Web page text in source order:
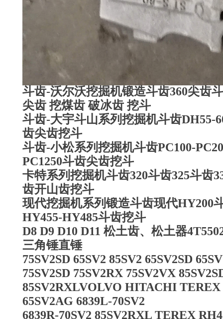
斗齿-沃尔沃挖掘机锻造斗齿360尖齿
尖齿 挖煤齿 破冰齿 挖斗
斗齿-大宇斗山系列挖掘机斗齿DH55-
齿尖齿挖斗
斗齿-小松系列挖掘机斗齿PC100-
PC1250斗齿尖齿挖斗
卡特系列挖掘机斗齿320斗齿325斗齿
齿开山齿挖斗
现代挖掘机系列锻造斗齿现代HY200
HY455-HY485斗齿挖斗
D8 D9 D10 D11 松土齿、松土器
三角锤直锤
75SV2SD 65SV2 85SV2 65SV2SD
75SV2SD 75SV2RX 75SV2VX
85SV2RXLVOLVO HITACHI TEREX
65SV2AG 6839L-70SV2
6839R-70SV2 85SV2RXL TEREX